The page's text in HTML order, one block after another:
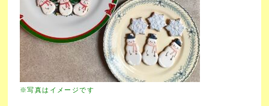
※写真はイメージです